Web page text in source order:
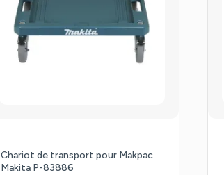
Chariot de transport pour Makpac
Makita P-83886